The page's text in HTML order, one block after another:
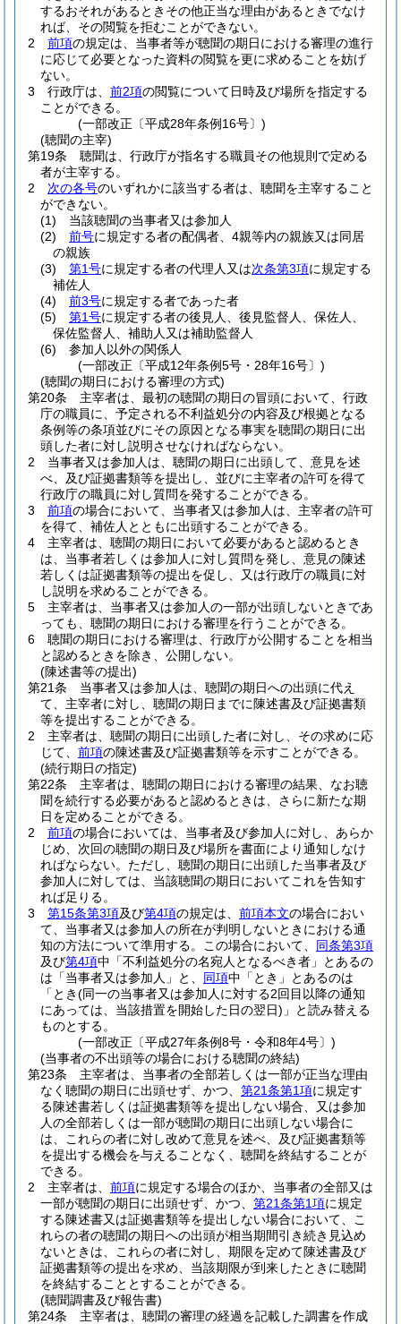
するおそれがあるときその他正当な理由があるときでなけ
れば、その閲覧を拒むことができない。
2
前項の規定は、当事者等が聴聞の期日における審理の進行
に応じて必要となった資料の閲覧を更に求めることを妨げ
ない。
3
行政庁は、 前2項の閲覧について日時及び場所を指定する
ことができる。
(一部改正〔平成28年条例16号〕)
(聴聞の主宰)
第19条
聴聞は、行政庁が指名する職員その他規則で定める
者が主宰する。
2
次の各号のいずれかに該当する者は、聴聞を主宰すること
ができない。
(1)
当該聴聞の当事者又は参加人
(2)
前号に規定する者の配偶者、4親等内の親族又は同居
の親族
(3)
第1号に規定する者の代理人又は次条第3項に規定する
補佐人
(4)
前3号に規定する者であった者
(5)
第1号に規定する者の後見人、後見監督人、保佐人、
保佐監督人、補助人又は補助監督人
(6)
参加人以外の関係人
(一部改正〔平成12年条例5号・28年16号〕)
(聴聞の期日における審理の方式)
第20条
主宰者は、最初の聴聞の期日の冒頭において、行政
庁の職員に、予定される不利益処分の内容及び根拠となる
条例等の条項並びにその原因となる事実を聴聞の期日に出
頭した者に対し説明させなければならない。
2
当事者又は参加人は、聴聞の期日に出頭して、意見を述
べ、及び証拠書類等を提出し、並びに主宰者の許可を得て
行政庁の職員に対し質問を発することができる。
3
前項の場合において、当事者又は参加人は、主宰者の許可
を得て、補佐人とともに出頭することができる。
4
主宰者は、聴聞の期日において必要があると認めるとき
は、当事者若しくは参加人に対し質問を発し、意見の陳述
若しくは証拠書類等の提出を促し、又は行政庁の職員に対
し説明を求めることができる。
5
主宰者は、当事者又は参加人の一部が出頭しないときであ
っても、聴聞の期日における審理を行うことができる。
6
聴聞の期日における審理は、行政庁が公開することを相当
と認めるときを除き、公開しない。
(陳述書等の提出)
第21条
当事者又は参加人は、聴聞の期日への出頭に代え
て、主宰者に対し、聴聞の期日までに陳述書及び証拠書類
等を提出することができる。
2
主宰者は、聴聞の期日に出頭した者に対し、その求めに応
じて、 前項の陳述書及び証拠書類等を示すことができる。
(続行期日の指定)
第22条
主宰者は、聴聞の期日における審理の結果、なお聴
聞を続行する必要があると認めるときは、さらに新たな期
日を定めることができる。
2
前項の場合においては、当事者及び参加人に対し、あらか
じめ、次回の聴聞の期日及び場所を書面により通知しなけ
ればならない。 ただし、聴聞の期日に出頭した当事者及び
参加人に対しては、当該聴聞の期日においてこれを告知す
れば足りる。
3
第15条第3項及び第4項の規定は、 前項本文の場合におい
て、当事者又は参加人の所在が判明しないときにおける通
知の方法について準用する。
この場合において、 同条第3項
及び第4項中「不利益処分の名宛人となるべき者」とあるの
は「当事者又は参加人」と、 同項中「とき」とあるのは
「とき(同一の当事者又は参加人に対する2回目以降の通知
にあっては、当該措置を開始した日の翌日) 」と読み替える
ものとする。
(一部改正〔平成27年条例8号・令和8年4号〕)
(当事者の不出頭等の場合における聴聞の終結)
第23条
主宰者は、当事者の全部若しくは一部が正当な理由
なく聴聞の期日に出頭せず、かつ、 第21条第1項に規定す
る陳述書若しくは証拠書類等を提出しない場合、又は参加
人の全部若しくは一部が聴聞の期日に出頭しない場合に
は、これらの者に対し改めて意見を述べ、及び証拠書類等
を提出する機会を与えることなく、聴聞を終結することが
できる。
2
主宰者は、 前項に規定する場合のほか、当事者の全部又は
一部が聴聞の期日に出頭せず、かつ、 第21条第1項に規定
する陳述書又は証拠書類等を提出しない場合において、こ
れらの者の聴聞の期日への出頭が相当期間引き続き見込め
ないときは、これらの者に対し、期限を定めて陳述書及び
証拠書類等の提出を求め、当該期限が到来したときに聴聞
を終結することとすることができる。
(聴聞調書及び報告書)
第24条
主宰者は、聴聞の審理の経過を記載した調書を作成